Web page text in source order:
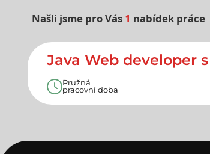
Našli jsme pro Vás 1 nabídek práce
Nejnovější
Java Web developer
Pružná
pracovní doba